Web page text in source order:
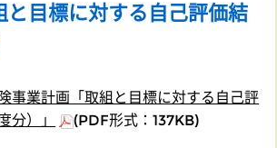
と目標に対する自己評価結
事業計画「取組と目標に対する自己評
分）」
(PDF形式：137KB)